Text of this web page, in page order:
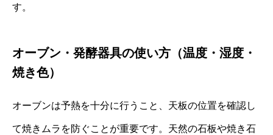
す。
オーブン・発酵器具の使い方（温度・湿度・
焼き色）
オーブンは予熱を十分に行うこと、天板の位置を確認し
て焼きムラを防ぐことが重要です。天然の石板や焼き石